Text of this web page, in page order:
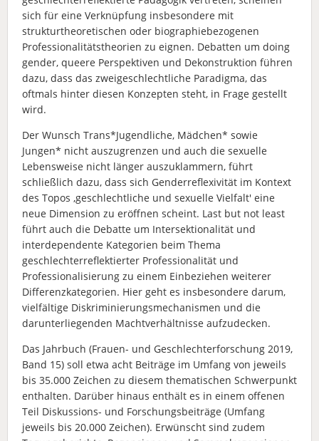
sich für eine Verknüpfung insbesondere mit
strukturtheoretischen oder biographiebezogenen
Professionalitätstheorien zu eignen. Debatten um doing
gender, queere Perspektiven und Dekonstruktion führen
dazu, dass das zweigeschlechtliche Paradigma, das
oftmals hinter diesen Konzepten steht, in Frage gestellt
wird.
Der Wunsch Trans*Jugendliche, Mädchen* sowie
Jungen* nicht auszugrenzen und auch die sexuelle
Lebensweise nicht länger auszuklammern, führt
schließlich dazu, dass sich Genderreflexivität im Kontext
des Topos ‚geschlechtliche und sexuelle Vielfalt' eine
neue Dimension zu eröffnen scheint. Last but not least
führt auch die Debatte um Intersektionalität und
interdependente Kategorien beim Thema
geschlechterreflektierter Professionalität und
Professionalisierung zu einem Einbeziehen weiterer
Differenzkategorien. Hier geht es insbesondere darum,
vielfältige Diskriminierungsmechanismen und die
darunterliegenden Machtverhältnisse aufzudecken.
Das Jahrbuch (Frauen- und Geschlechterforschung 2019,
Band 15) soll etwa acht Beiträge im Umfang von jeweils
bis 35.000 Zeichen zu diesem thematischen Schwerpunkt
enthalten. Darüber hinaus enthält es in einem offenen
Teil Diskussions- und Forschungsbeiträge (Umfang
jeweils bis 20.000 Zeichen). Erwünscht sind zudem